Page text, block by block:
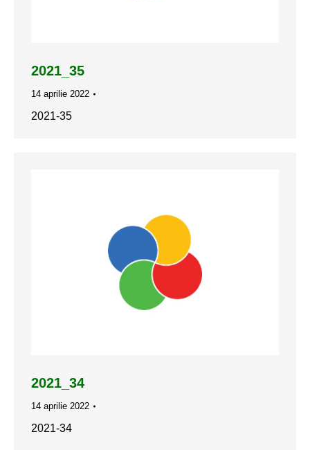
2021_35
14 aprilie 2022
2021-35
2021_34
14 aprilie 2022
2021-34